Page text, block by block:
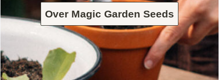
Over Magic Garden Seeds